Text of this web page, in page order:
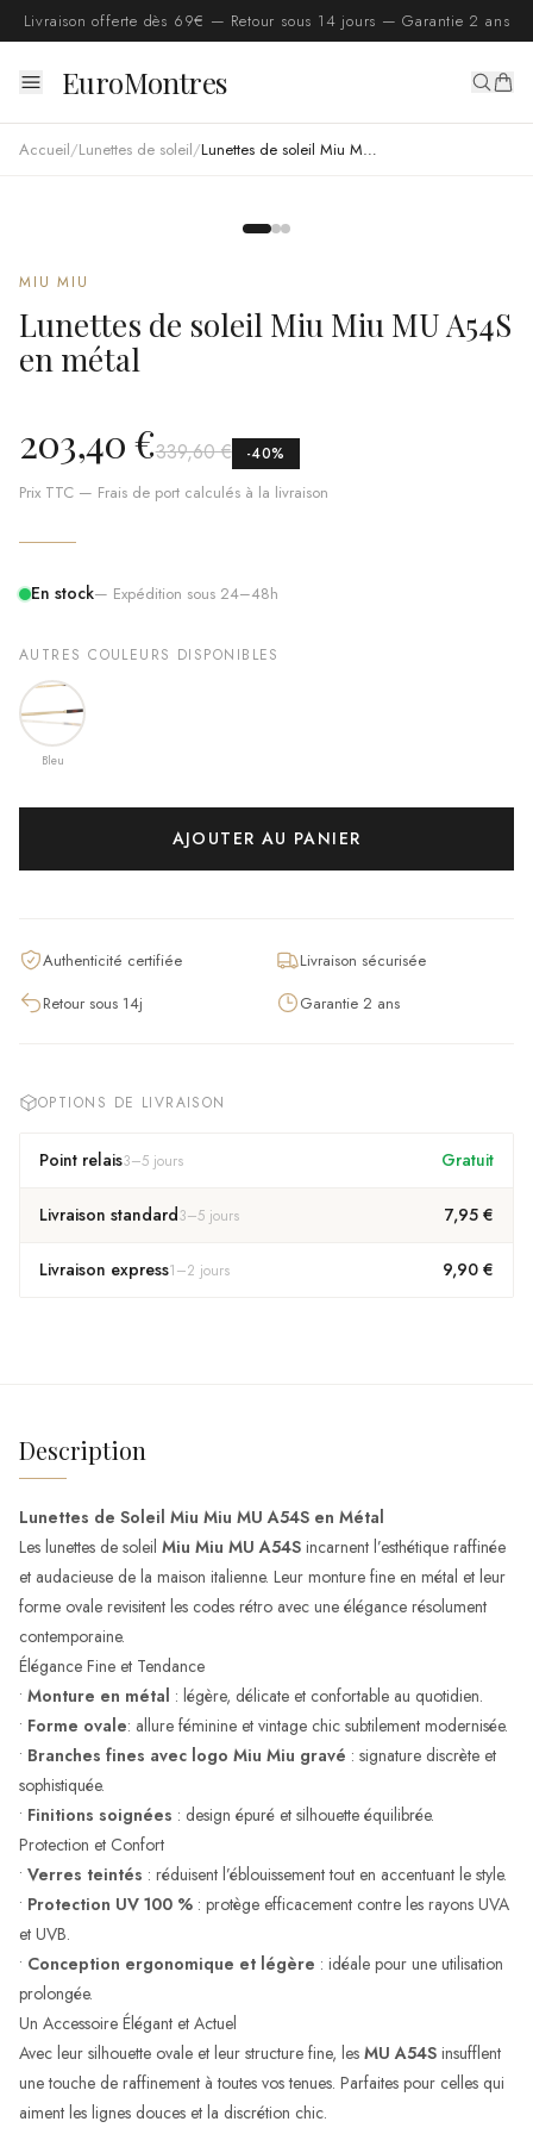
Livraison offerte dès 69€ — Retour sous 14 jours — Garantie 2 ans
EuroMontres
Accueil/Lunettes de soleil/ Lunettes de soleil Miu Miu MU A54S en métal
MIU MIU
Lunettes de soleil Miu Miu MU A54S
en métal
203,40 €339,60 € -40%
Prix TTC — Frais de port calculés à la livraison
En stock— Expédition sous 24–48h
AUTRES COULEURS DISPONIBLES
Bleu
AJOUTER AU PANIER
Authenticité certifiée
Livraison sécurisée
Retour sous 14j
Garantie 2 ans
OPTIONS DE LIVRAISON
Point relais3–5 jours Gratuit
Livraison standard3–5 jours 7,95 €
Livraison express1–2 jours 9,90 €
Description
Lunettes de Soleil Miu Miu MU A54S en Métal
Les lunettes de soleil Miu Miu MU A54S incarnent l’esthétique raffinée
et audacieuse de la maison italienne. Leur monture fine en métal et leur
forme ovale revisitent les codes rétro avec une élégance résolument
contemporaine.
Élégance Fine et Tendance
• Monture en métal : légère, délicate et confortable au quotidien.
• Forme ovale: allure féminine et vintage chic subtilement modernisée.
• Branches fines avec logo Miu Miu gravé : signature discrète et
sophistiquée.
• Finitions soignées : design épuré et silhouette équilibrée.
Protection et Confort
• Verres teintés : réduisent l’éblouissement tout en accentuant le style.
• Protection UV 100 % : protège efficacement contre les rayons UVA
et UVB.
• Conception ergonomique et légère : idéale pour une utilisation
prolongée.
Un Accessoire Élégant et Actuel
Avec leur silhouette ovale et leur structure fine, les MU A54S insufflent
une touche de raffinement à toutes vos tenues. Parfaites pour celles qui
aiment les lignes douces et la discrétion chic.